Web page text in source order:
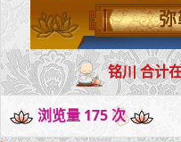
铭川 合计
浏览量 175 次